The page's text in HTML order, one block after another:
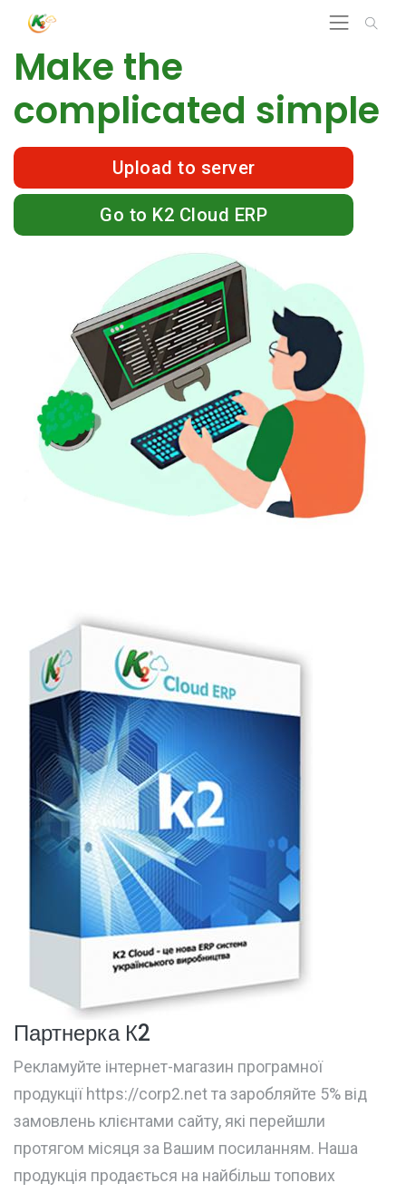
Make the
complicated simple
Upload to server
Go to K2 Cloud ERP
Партнерка К2
Рекламуйте інтернет-магазин програмної
продукції https://corp2.net та заробляйте 5% від
замовлень клієнтами сайту, які перейшли
протягом місяця за Вашим посиланням. Наша
продукція продається на найбільш топових